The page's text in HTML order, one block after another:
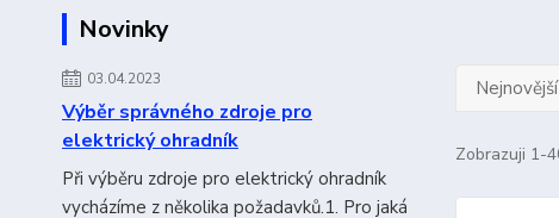
Novinky
03.04.2023
Výběr správného zdroje pro
elektrický ohradník
Při výběru zdroje pro elektrický ohradník
vycházíme z několika požadavků.1. Pro jaká
Nejnovější
Zobrazuji 1-